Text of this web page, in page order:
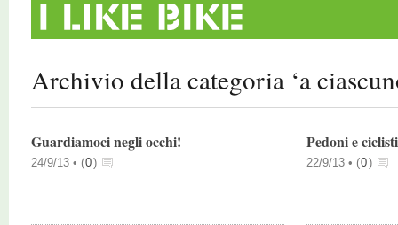
Archivio della categoria ‘a
Guardiamoci negli occhi!
24/9/13 • (0)
Pedoni e
22/9/13 • (0)